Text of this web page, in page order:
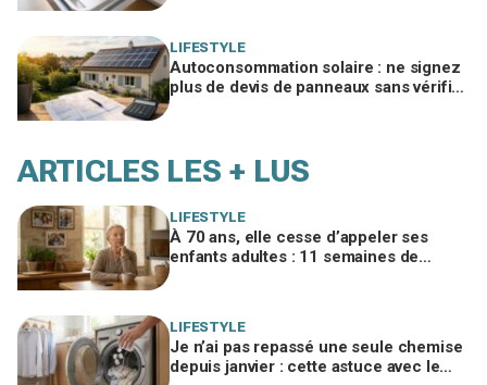
LIFESTYLE
Autoconsommation solaire : ne signez
plus de devis de panneaux sans vérifier
ARTICLES LES + LUS
LIFESTYLE
À 70 ans, elle cesse d’appeler ses
enfants adultes : 11 semaines de
LIFESTYLE
Je n’ai pas repassé une seule chemise
depuis janvier : cette astuce avec le